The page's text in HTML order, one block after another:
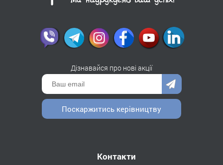
Дізнавайся про нові акції
Поскаржитись керівництву
Контакти